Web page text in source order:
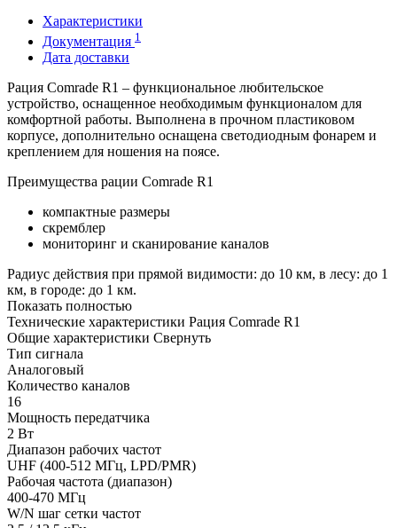
Характеристики
Документация 1
Дата доставки
Рация Comrade R1 – функциональное любительское
устройство, оснащенное необходимым функционалом для
комфортной работы. Выполнена в прочном пластиковом
корпусе, дополнительно оснащена светодиодным фонарем и
креплением для ношения на поясе.
Преимущества рации Comrade R1
компактные размеры
скремблер
мониторинг и сканирование каналов
Радиус действия при прямой видимости: до 10 км, в лесу: до 1
км, в городе: до 1 км.
Показать полностью
Технические характеристики Рация Comrade R1
Общие характеристики Свернуть
Тип сигнала
Аналоговый
Количество каналов
16
Мощность передатчика
2 Вт
Диапазон рабочих частот
UHF (400-512 МГц, LPD/PMR)
Рабочая частота (диапазон)
400-470 МГц
W/N шаг сетки частот